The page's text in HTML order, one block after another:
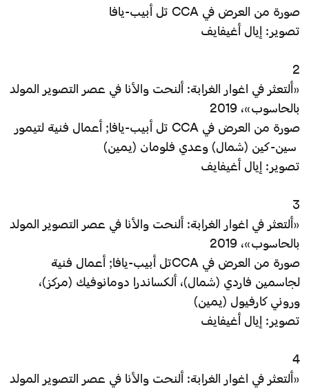
صورة من العرض في CCA تل أبيب-يافا
تصوير: إيال أغيفايف
2
«ألتعثر في اغوار الغرابة: ألنحت والأنا في عصر التصوير المولد
بالحاسوب»، 2019
صورة من العرض في CCA تل أبيب-يافا; أعمال فنية لتيمور
سين-كين (شمال) وعدي فلومان (يمين)
تصوير: إيال أغيفايف
3
«ألتعثر في اغوار الغرابة: ألنحت والأنا في عصر التصوير المولد
بالحاسوب»، 2019
صورة من العرض في CCAتل أبيب-يافا; أعمال فنية
لجاسمين فاردي (شمال)، ألكساندرا دومانوفيك (مركز)،
وروني كارفيول (يمين)
تصوير: إيال أغيفايف
4
«ألتعثر في اغوار الغرابة: ألنحت والأنا في عصر التصوير المولد